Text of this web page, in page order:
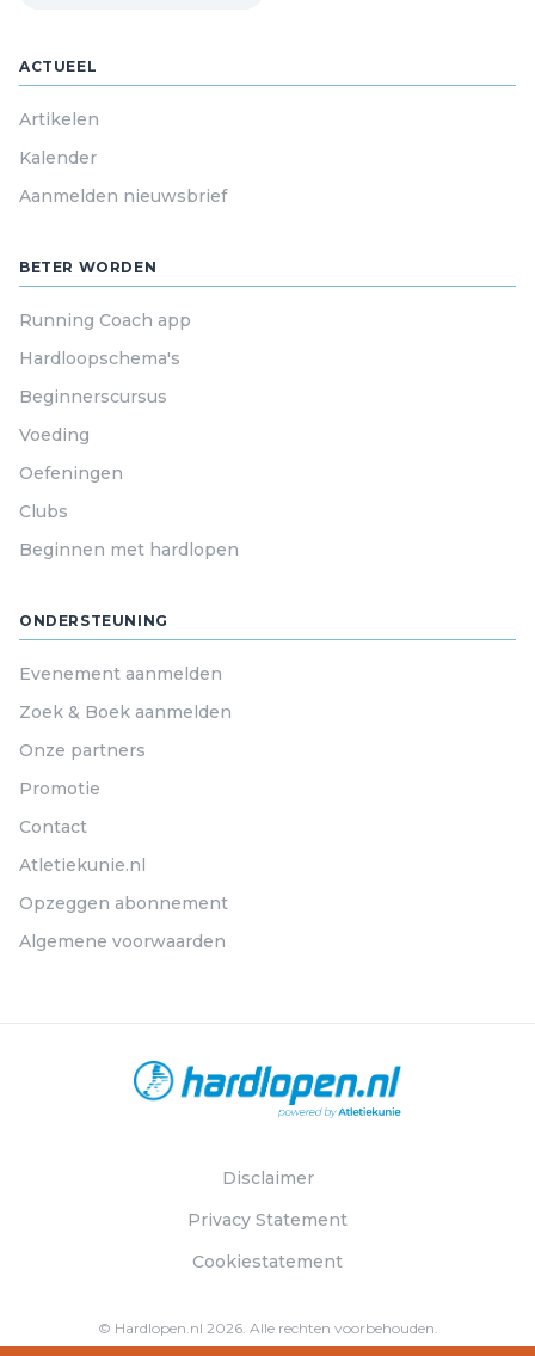
ACTUEEL
Artikelen
Kalender
Aanmelden nieuwsbrief
BETER WORDEN
Running Coach app
Hardloopschema's
Beginnerscursus
Voeding
Oefeningen
Clubs
Beginnen met hardlopen
ONDERSTEUNING
Evenement aanmelden
Zoek & Boek aanmelden
Onze partners
Promotie
Contact
Atletiekunie.nl
Opzeggen abonnement
Algemene voorwaarden
Disclaimer
Privacy Statement
Cookiestatement
© Hardlopen.nl 2026. Alle rechten voorbehouden.